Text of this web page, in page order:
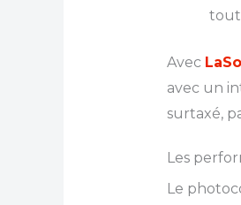
tout
Avec
avec un
surtaxé,
Les
Le